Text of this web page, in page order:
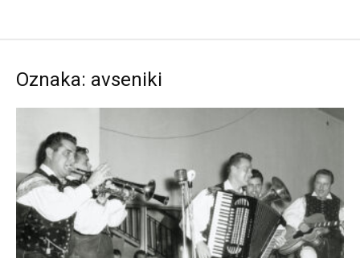
Oznaka: avseniki